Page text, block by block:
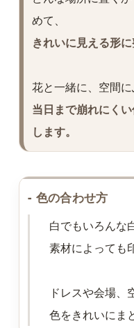
めて、
きれいに見える形に
花と一緒に、空間に
当日まで崩れにく
します。
- 色の合わせ方
白でもいろんな
素材によっても
ドレスや会場、
色をきれいにま